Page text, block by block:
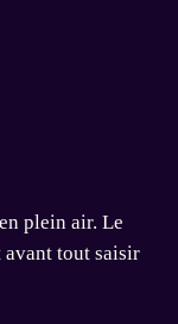
plein air. Le
avant tout saisir